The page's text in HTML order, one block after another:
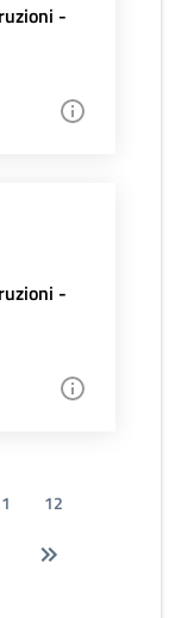
-
-
12